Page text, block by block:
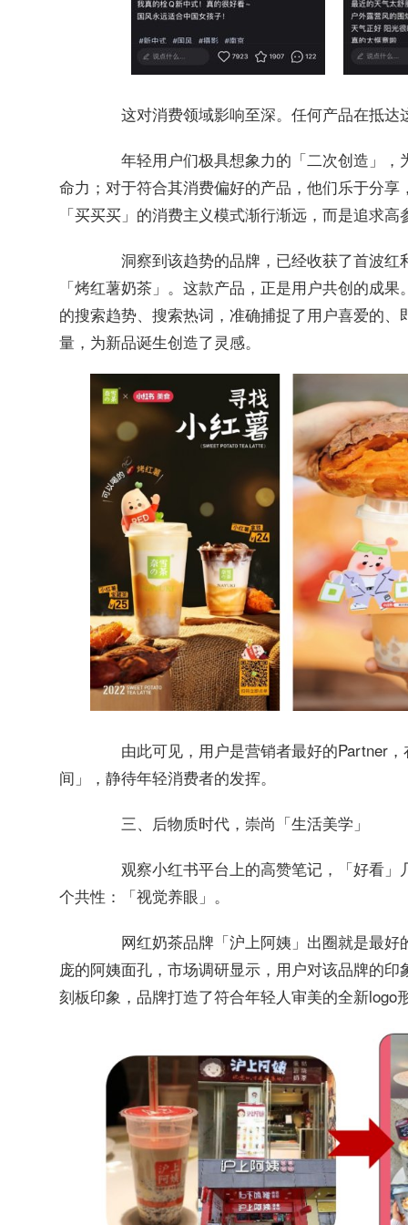
这对消费领域影响至深。任何产品在抵达
年轻用户们极具想象力的「二次创造」，
命力；对于符合其消费偏好的产品，他们乐于分
「买买买」的消费主义模式渐行渐远，而是追求
洞察到该趋势的品牌，已经收获了首波红
「烤红薯奶茶」。这款产品，正是用户共创的成
的搜索趋势、搜索热词，准确捕捉了用户喜爱的
量，为新品诞生创造了灵感。
由此可见，用户是营销者最好的Partner，
间」，静待年轻消费者的发挥。
三、后物质时代，崇尚「生活美学」
观察小红书平台上的高赞笔记， 「好看
个共性：「视觉养眼」。
网红奶茶品牌 「沪上阿姨」 出圈就是最好
庞的阿姨面孔，市场调研显示，用户对该品牌的
刻板印象，品牌打造了符合年轻人审美的全新logo